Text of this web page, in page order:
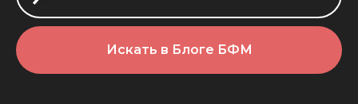
Искать в Блоге БФМ